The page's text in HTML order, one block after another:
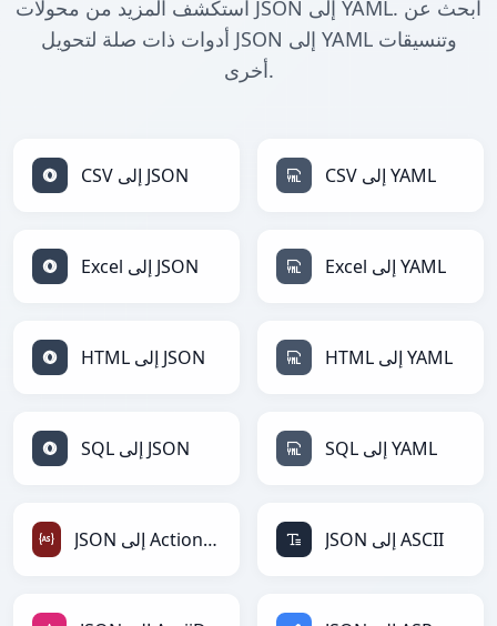
استكشف المزيد من محولات JSON إلى YAML. ابحث عن
أدوات ذات صلة لتحويل JSON إلى YAML وتنسيقات
أخرى.
CSV إلى JSON CSV إلى YAML
Excel إلى JSON Excel إلى YAML
HTML إلى JSON HTML إلى YAML
SQL إلى JSON SQL إلى YAML
JSON إلى ActionScript JSON إلى ASCII